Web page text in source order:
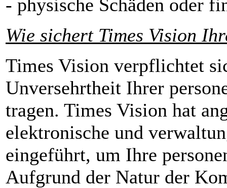
- physische Schäden oder
Wie sichert Times Vision
Times Vision verpflichtet
Unversehrtheit Ihrer
tragen. Times Vision hat
elektronische und
eingeführt, um Ihre
Aufgrund der Natur der